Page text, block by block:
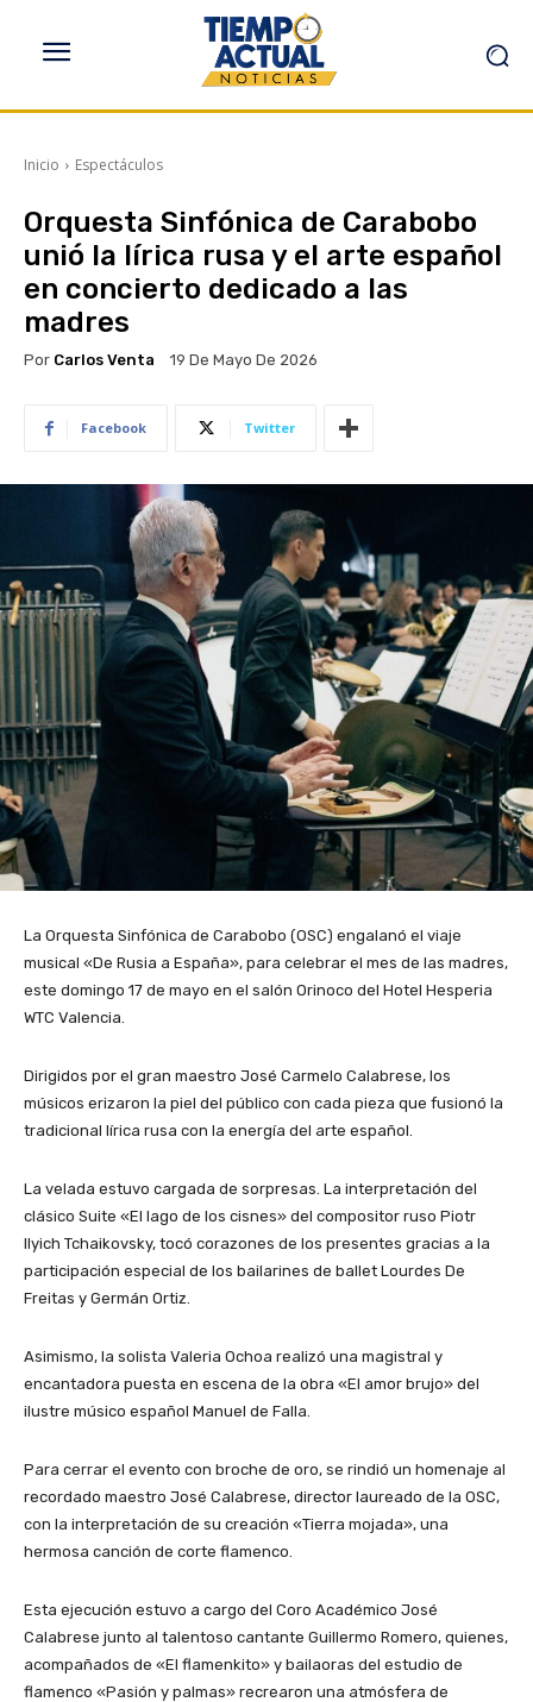
Inicio Espectáculos
Orquesta Sinfónica de Carabobo
unió la lírica rusa y el arte español
en concierto dedicado a las
madres
Por Carlos Venta 19 De Mayo De 2026
Facebook Twitter
La Orquesta Sinfónica de Carabobo (OSC) engalanó el viaje
musical «De Rusia a España», para celebrar el mes de las madres,
este domingo 17 de mayo en el salón Orinoco del Hotel Hesperia
WTC Valencia.
Dirigidos por el gran maestro José Carmelo Calabrese, los
músicos erizaron la piel del público con cada pieza que fusionó la
tradicional lírica rusa con la energía del arte español.
La velada estuvo cargada de sorpresas. La interpretación del
clásico Suite «El lago de los cisnes» del compositor ruso Piotr
Ilyich Tchaikovsky, tocó corazones de los presentes gracias a la
participación especial de los bailarines de ballet Lourdes De
Freitas y Germán Ortiz.
Asimismo, la solista Valeria Ochoa realizó una magistral y
encantadora puesta en escena de la obra «El amor brujo» del
ilustre músico español Manuel de Falla.
Para cerrar el evento con broche de oro, se rindió un homenaje al
recordado maestro José Calabrese, director laureado de la OSC,
con la interpretación de su creación «Tierra mojada», una
hermosa canción de corte flamenco.
Esta ejecución estuvo a cargo del Coro Académico José
Calabrese junto al talentoso cantante Guillermo Romero, quienes,
acompañados de «El flamenkito» y bailaoras del estudio de
flamenco «Pasión y palmas» recrearon una atmósfera de